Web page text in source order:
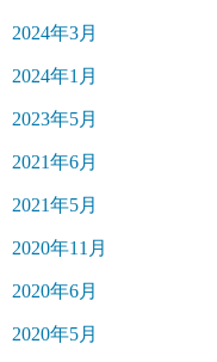
2024年3月
2024年1月
2023年5月
2021年6月
2021年5月
2020年11月
2020年6月
2020年5月